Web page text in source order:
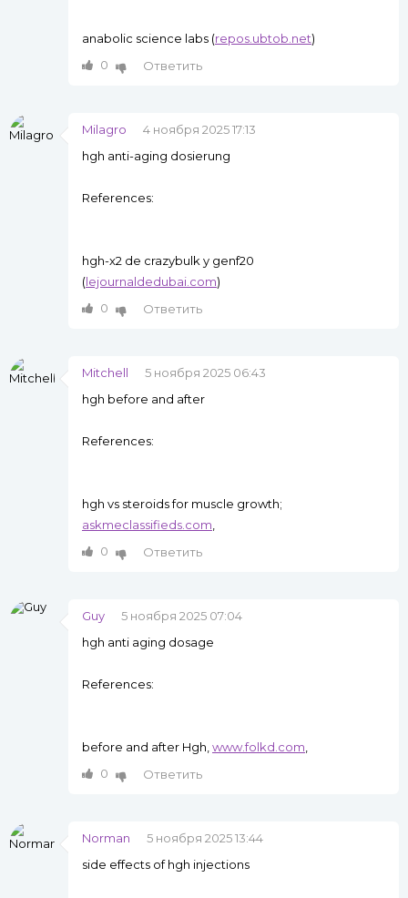
anabolic science labs (repos.ubtob.net)
0
Ответить
Milagro
4 ноября 2025 17:13
hgh anti-aging dosierung
References:
hgh-x2 de crazybulk y genf20
(lejournaldedubai.com)
0
Ответить
Mitchell
5 ноября 2025 06:43
hgh before and after
References:
hgh vs steroids for muscle growth;
askmeclassifieds.com
0
Ответить
Guy
5 ноября 2025 07:04
hgh anti aging dosage
References:
before and after Hgh, www.folkd.com
0
Ответить
Norman
5 ноября 2025 13:44
side effects of hgh injections